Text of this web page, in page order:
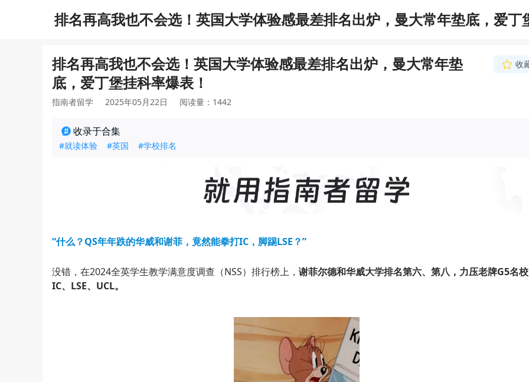
排名再高我也不会选！英国大学体验感最差排名出炉，曼大常年垫底，爱丁
科率爆表！
排名再高我也不会选！英国大学体验感最差排名出炉，曼大常年垫
底，爱丁堡挂科率爆表！
收
指南者留学 2025年05月22日 阅读量：1442
收录于合集
#就读体验 #英国 #学校排名
“什么？QS年年跌的华威和谢菲，竟然能拳打IC，脚踢LSE？”
没错，在2024全英学生教学满意度调查（NSS）排行榜上， 谢菲尔德和华威大学排名第六、第八，力压老牌G5名校
IC、LSE、UCL。